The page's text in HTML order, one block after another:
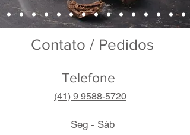
Contato / Pedidos
Telefone
(41) 9 9588-5720
Seg - Sáb